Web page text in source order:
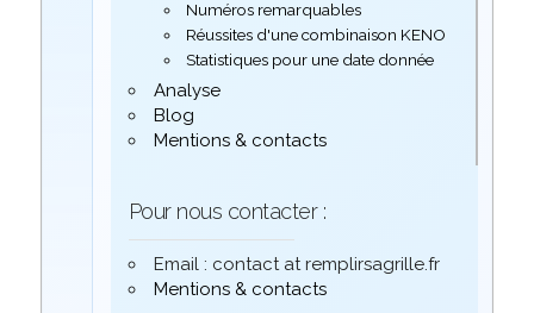
Numéros remarquables
Réussites d'une combinaison KENO
Statistiques pour une date donnée
Analyse
Blog
Mentions & contacts
Pour nous contacter :
Email : contact at remplirsagrille.fr
Mentions & contacts